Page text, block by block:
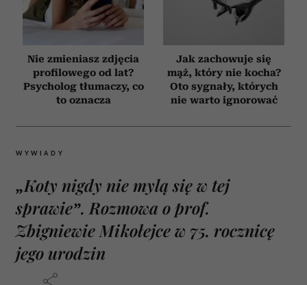
Nie zmieniasz zdjęcia
profilowego od lat?
Psycholog tłumaczy, co
to oznacza
Jak zachowuje się
mąż, który nie kocha?
Oto sygnały, których
nie warto ignorować
WYWIADY
„Koty nigdy nie mylą się w tej
sprawie”. Rozmowa o prof.
Zbigniewie Mikołejce w 75. rocznicę
jego urodzin